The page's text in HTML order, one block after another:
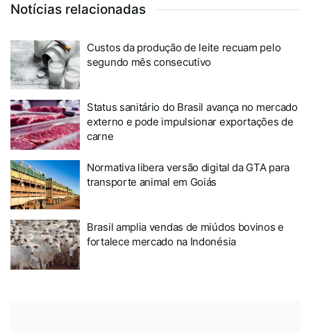
Notícias relacionadas
Custos da produção de leite recuam pelo
segundo mês consecutivo
Status sanitário do Brasil avança no mercado
externo e pode impulsionar exportações de
carne
Normativa libera versão digital da GTA para
transporte animal em Goiás
Brasil amplia vendas de miúdos bovinos e
fortalece mercado na Indonésia